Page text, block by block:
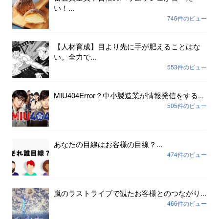
い！...
746件のビュー
【人材育成】目より先に手が肥えることはな
い。全力で...
553件のビュー
MIU404Error？中小製造業が情報発信をする...
505件のビュー
あなたの目線はお客様の目線？...
474件のビュー
嵐のラストライブで観たお客様とのつながり...
466件のビュー